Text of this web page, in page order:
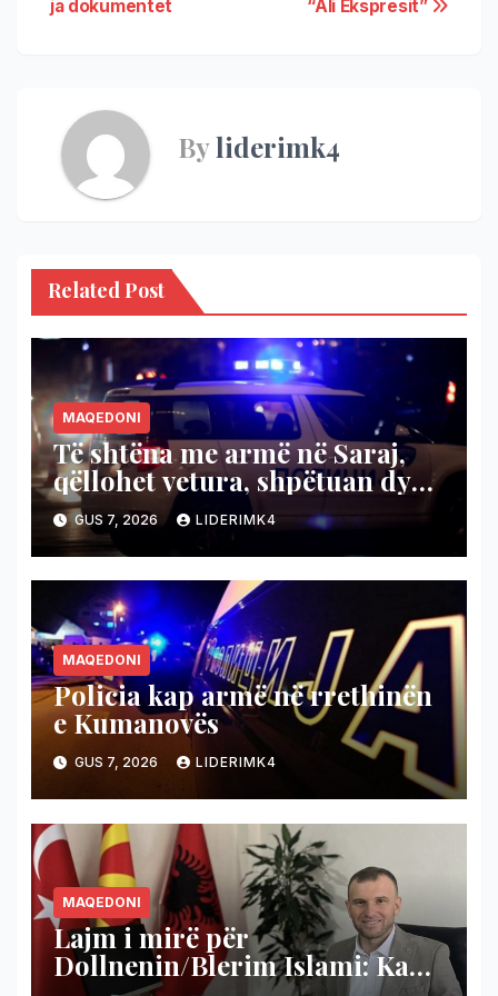
“Ali Ekspresit”
ja dokumentet
Byliderimk4
Related Post
MAQEDONI
Të shtëna me armë në Saraj,
qëllohet vetura, shpëtuan dy
persona
GUS 7, 2026 LIDERIMK4
MAQEDONI
Policia kap armë në rrethinën
e Kumanovës
GUS 7, 2026 LIDERIMK4
MAQEDONI
Lajm i mirë për
Dollnenin/Blerim Islami: Ka